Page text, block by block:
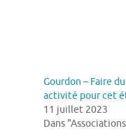
Gourdon – Faire
activité pour cet
11 juillet 2023
Dans